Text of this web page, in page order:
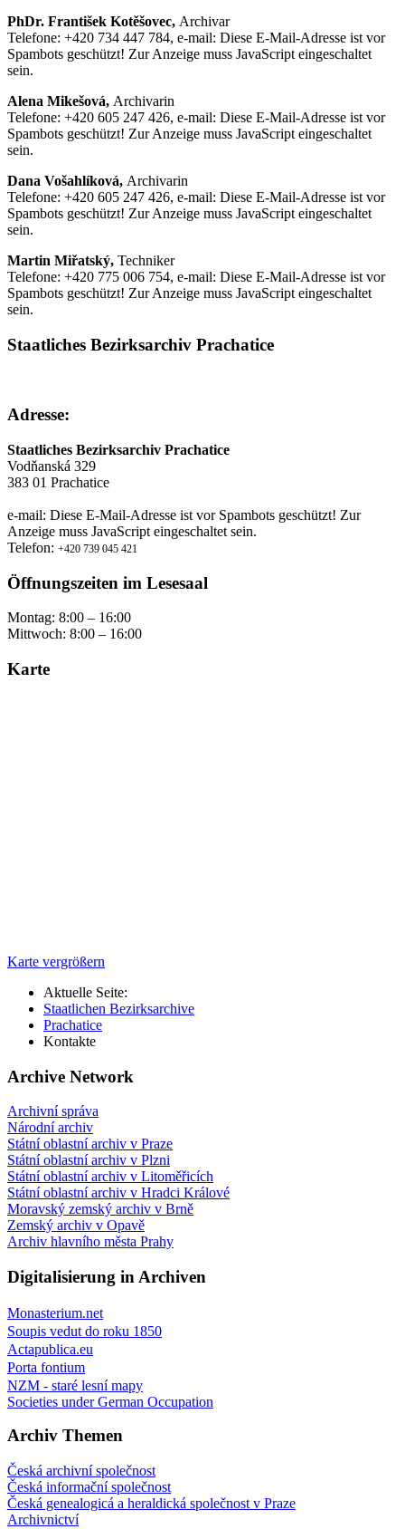
PhDr. František Kotěšovec, Archivar
Telefone: +420 734 447 784, e-mail: Diese E-Mail-Adresse ist vor
Spambots geschützt! Zur Anzeige muss JavaScript eingeschaltet
sein.
Alena Mikešová, Archivarin
Telefone: +420 605 247 426, e-mail: Diese E-Mail-Adresse ist vor
Spambots geschützt! Zur Anzeige muss JavaScript eingeschaltet
sein.
Dana Vošahlíková, Archivarin
Telefone: +420 605 247 426, e-mail: Diese E-Mail-Adresse ist vor
Spambots geschützt! Zur Anzeige muss JavaScript eingeschaltet
sein.
Martin Miřatský, Techniker
Telefone: +420 775 006 754, e-mail: Diese E-Mail-Adresse ist vor
Spambots geschützt! Zur Anzeige muss JavaScript eingeschaltet
sein.
Staatliches Bezirksarchiv Prachatice
Adresse:
Staatliches Bezirksarchiv Prachatice
Vodňanská 329
383 01 Prachatice
e-mail: Diese E-Mail-Adresse ist vor Spambots geschützt! Zur
Anzeige muss JavaScript eingeschaltet sein.
Telefon: +420 739 045 421
Öffnungszeiten im Lesesaal
Montag: 8:00 – 16:00
Mittwoch: 8:00 – 16:00
Karte
Karte vergrößern
Aktuelle Seite:
Staatlichen Bezirksarchive
Prachatice
Kontakte
Archive Network
Archivní správa
Národní archiv
Státní oblastní archiv v Praze
Státní oblastní archiv v Plzni
Státní oblastní archiv v Litoměřicích
Státní oblastní archiv v Hradci Králové
Moravský zemský archiv v Brně
Zemský archiv v Opavě
Archiv hlavního města Prahy
Digitalisierung in Archiven
Monasterium.net
Soupis vedut do roku 1850
Actapublica.eu
Porta fontium
NZM - staré lesní mapy
Societies under German Occupation
Archiv Themen
Česká archivní společnost
Česká informační společnost
Česká genealogicá a heraldická společnost v Praze
Archivnictví